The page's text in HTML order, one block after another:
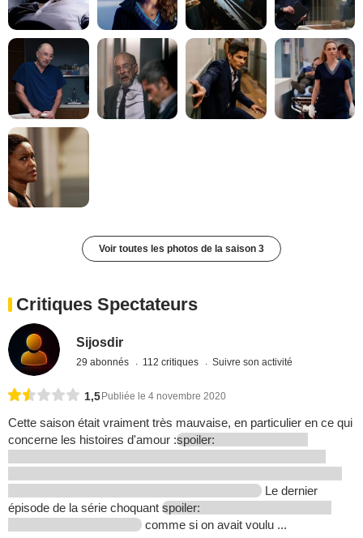
Voir toutes les photos de la saison 3
Critiques Spectateurs
Sijosdir
29 abonnés 112 critiques Suivre son activité
1,5Publiée le 4 novembre 2020
Cette saison était vraiment très mauvaise, en particulier en ce qui
concerne les histoires d'amour :spoiler:
Le dernier
épisode de la série choquant spoiler:
comme si on avait voulu ...